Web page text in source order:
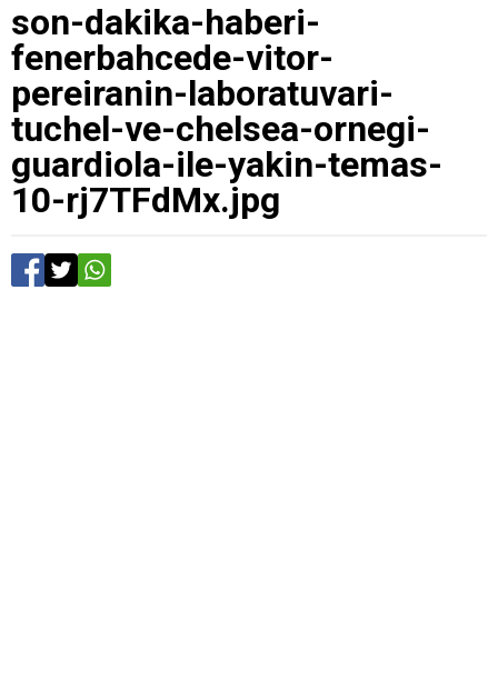
son-dakika-haberi-
fenerbahcede-vitor-
pereiranin-laboratuvari-
tuchel-ve-chelsea-ornegi-
guardiola-ile-yakin-temas-
10-rj7TFdMx.jpg